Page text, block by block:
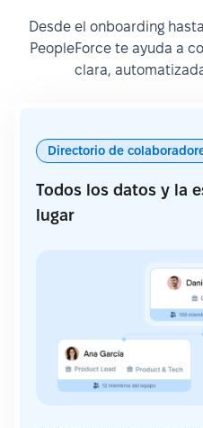
Desde el onboarding
PeopleForce te ayuda a
clara,
Directorio de
Todos los datos y la
lugar